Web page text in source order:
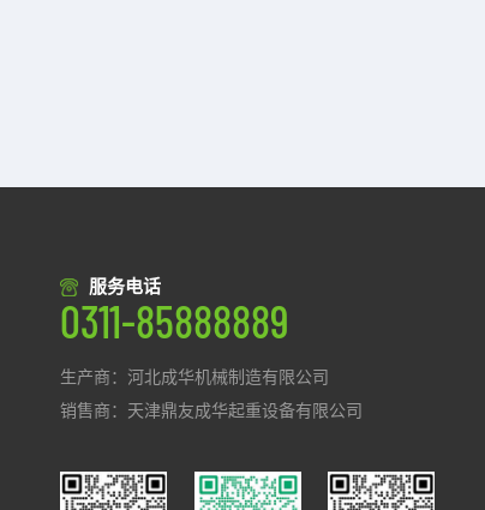
服务电话
0311-85888889
生产商：河北成华机械制造有限公司
销售商：天津鼎友成华起重设备有限公司